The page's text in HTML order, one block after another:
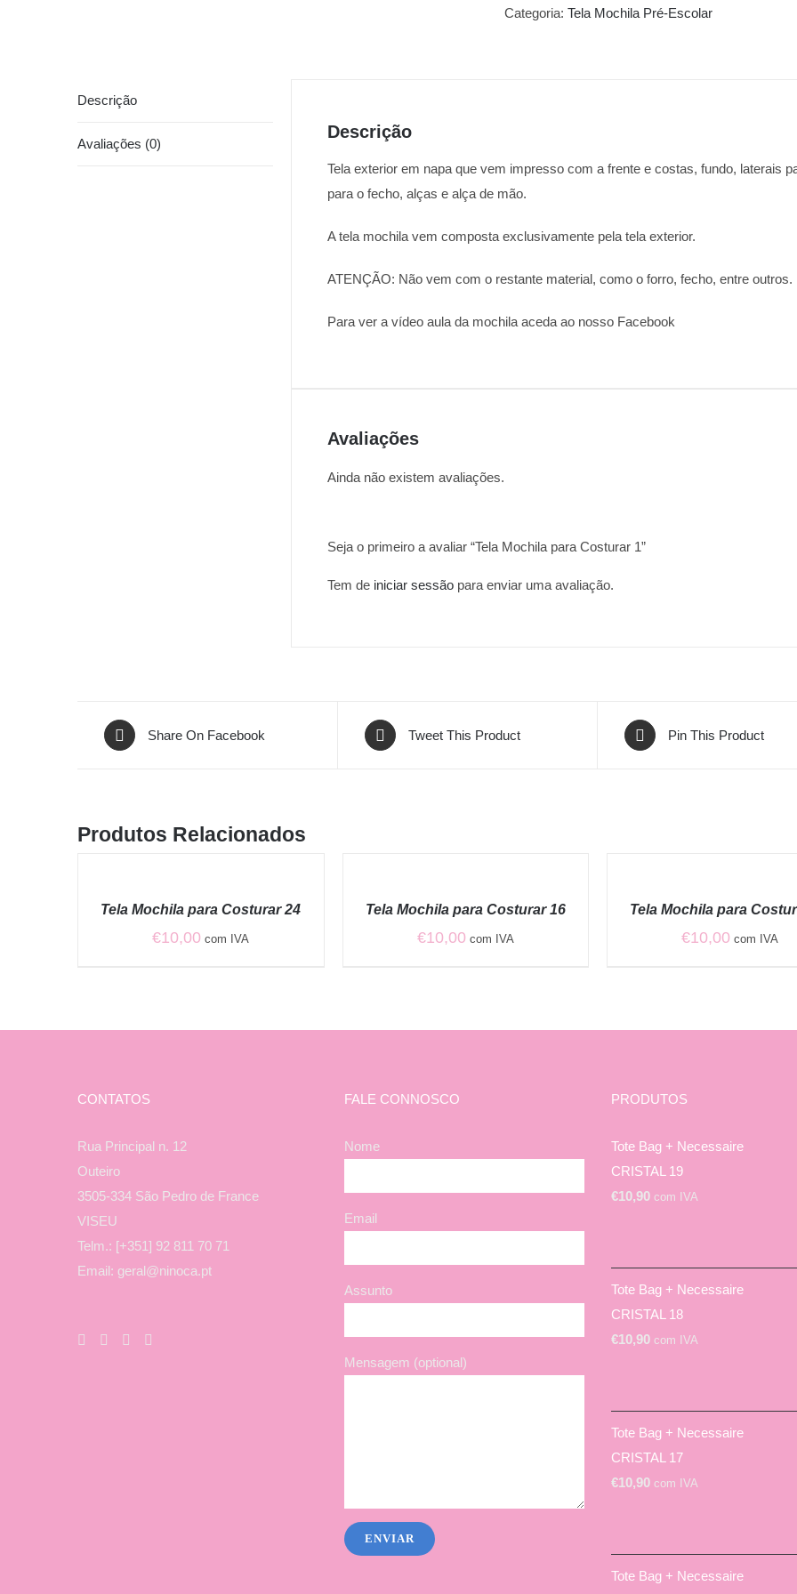
Categoria: Tela Mochila Pré-Escolar
Descrição
Avaliações (0)
Descrição
Tela exterior em napa que vem impresso com a frente e costas, fundo, laterais
para o fecho, alças e alça de mão.
A tela mochila vem composta exclusivamente pela tela exterior.
ATENÇÃO: Não vem com o restante material, como o forro, fecho, entre outros.
Para ver a vídeo aula da mochila aceda ao nosso Facebook
Avaliações
Ainda não existem avaliações.
Seja o primeiro a avaliar “Tela Mochila para Costurar 1”
Tem de iniciar sessão para enviar uma avaliação.
Share On Facebook Tweet This Product Pin This Product
Produtos Relacionados
QUICKTela Mochila para Costurar 24
€10,00 com IVA
QUICKTela Mochila para Costurar 16
€10,00 com IVA
QUICKTela Mochila para
€10,00 com IVA
CONTATOS
Rua Principal n. 12
Outeiro
3505-334 São Pedro de France
VISEU
Telm.: [+351] 92 811 70 71
Email: geral@ninoca.pt
FALE CONNOSCO
Nome
Email
Assunto
Mensagem (optional)
PRODUTOS
Tote Bag + Necessaire
CRISTAL 19
€10,90 com IVA
Tote Bag + Necessaire
CRISTAL 18
€10,90 com IVA
Tote Bag + Necessaire
CRISTAL 17
€10,90 com IVA
Tote Bag + Necessaire